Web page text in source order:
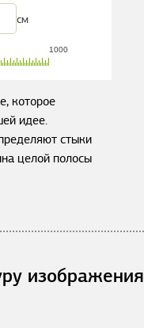
см
1000
которое
идее.
стыки
целой полосы
изображения